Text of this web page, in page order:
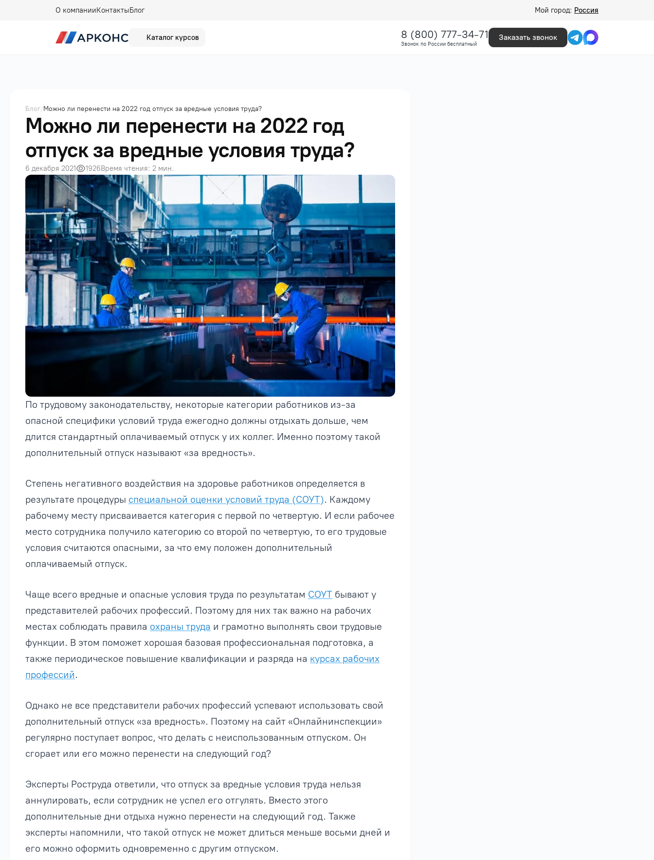
О компанииКонтактыБлог Мой город: Россия
Каталог курсов 8 (800) 777-34-71
Звонок по России бесплатный
Заказать звонок
Блог/Можно ли перенести на 2022 год отпуск за вредные условия труда?
Можно ли перенести на 2022 год
отпуск за вредные условия труда?
6 декабря 2021 1926Время чтения: 2 мин.
По трудовому законодательству, некоторые категории работников из-за
опасной специфики условий труда ежегодно должны отдыхать дольше, чем
длится стандартный оплачиваемый отпуск у их коллег. Именно поэтому такой
дополнительный отпуск называют «за вредность».
Степень негативного воздействия на здоровье работников определяется в
результате процедуры специальной оценки условий труда (СОУТ). Каждому
рабочему месту присваивается категория с первой по четвертую. И если рабочее
место сотрудника получило категорию со второй по четвертую, то его трудовые
условия считаются опасными, за что ему положен дополнительный
оплачиваемый отпуск.
Чаще всего вредные и опасные условия труда по результатам СОУТ бывают у
представителей рабочих профессий. Поэтому для них так важно на рабочих
местах соблюдать правила охраны труда и грамотно выполнять свои трудовые
функции. В этом поможет хорошая базовая профессиональная подготовка, а
также периодическое повышение квалификации и разряда на курсах рабочих
профессий.
Однако не все представители рабочих профессий успевают использовать свой
дополнительный отпуск «за вредность». Поэтому на сайт «Онлайнинспекции»
регулярно поступает вопрос, что делать с неиспользованным отпуском. Он
сгорает или его можно перенести на следующий год?
Эксперты Роструда ответили, что отпуск за вредные условия труда нельзя
аннулировать, если сотрудник не успел его отгулять. Вместо этого
дополнительные дни отдыха нужно перенести на следующий год. Также
эксперты напомнили, что такой отпуск не может длиться меньше восьми дней и
его можно оформить одновременно с другим отпуском.